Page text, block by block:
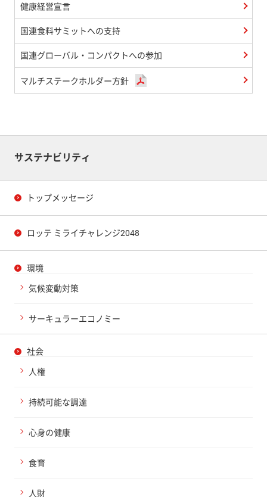
健康経営宣言
国連食料サミットへの支持
国連グローバル・コンパクトへの参加
マルチステークホルダー方針
サステナビリティ
トップメッセージ
ロッテ ミライチャレンジ2048
環境
気候変動対策
サーキュラーエコノミー
社会
人権
持続可能な調達
心身の健康
食育
人財